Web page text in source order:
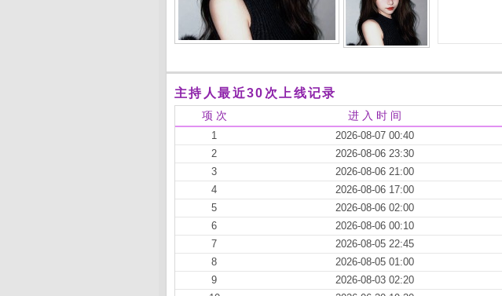
主持人最近30次上线记录
项 次 进 入 时 间
1 2026-08-07 00:40
2
2026-08-06 23:30
3
2026-08-06 21:00
4
2026-08-06 17:00
5
2026-08-06 02:00
6
2026-08-06 00:10
7
2026-08-05 22:45
8
2026-08-05 01:00
9
2026-08-03 02:20